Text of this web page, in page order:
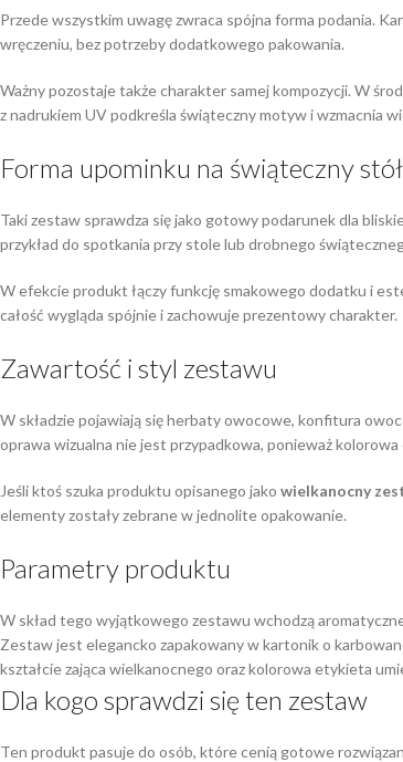
Przede wszystkim uwagę zwraca spójna forma podania.
wręczeniu, bez potrzeby dodatkowego pakowania.
Ważny pozostaje także charakter samej kompozycji. W
z nadrukiem UV podkreśla świąteczny motyw i wzmacnia
Forma upominku na świąteczny stół
Taki zestaw sprawdza się jako gotowy podarunek dla
przykład do spotkania przy stole lub drobnego
W efekcie produkt łączy funkcję smakowego dodatku i
całość wygląda spójnie i zachowuje prezentowy charakter.
Zawartość i styl zestawu
W składzie pojawiają się herbaty owocowe, konfitura
oprawa wizualna nie jest przypadkowa, ponieważ
Jeśli ktoś szuka produktu opisanego jako wielkanocny
elementy zostały zebrane w jednolite opakowanie.
Parametry produktu
W skład tego wyjątkowego zestawu wchodzą
Zestaw jest elegancko zapakowany w kartonik o
kształcie zająca wielkanocnego oraz kolorowa etykieta
Dla kogo sprawdzi się ten zestaw
Ten produkt pasuje do osób, które cenią gotowe